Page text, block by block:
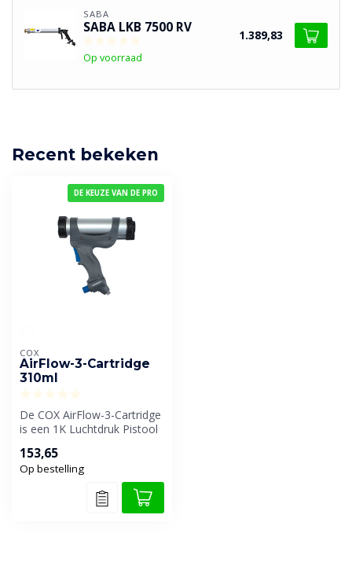
SABA
SABA LKB 7500 RV
Op voorraad
1.389,83
Recent bekeken
DE KEUZE VAN DE PRO
COX
AirFlow-3-Cartridge
310ml
De COX AirFlow-3-Cartridge
is een 1K Luchtdruk Pistool
153,65
Op bestelling